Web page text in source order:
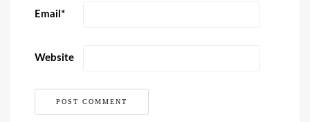
Email *
Website